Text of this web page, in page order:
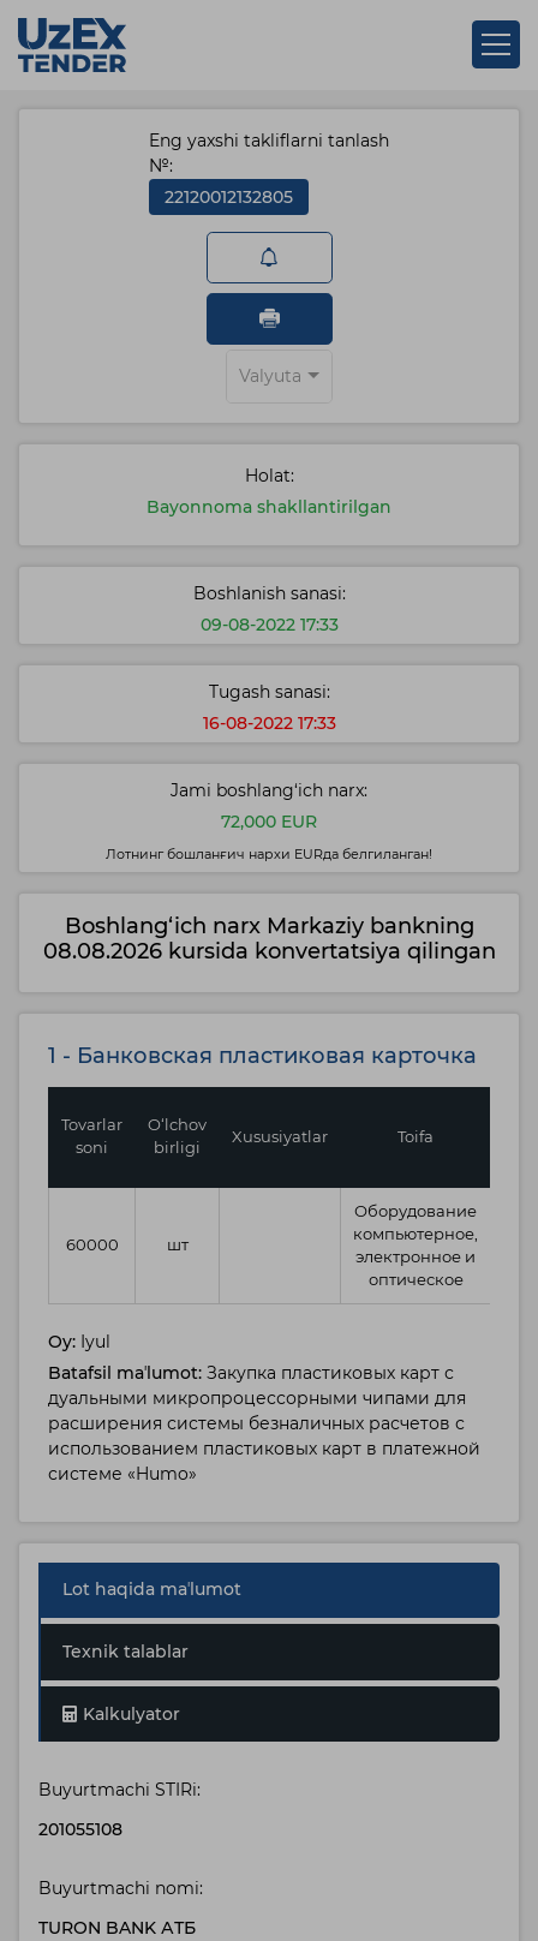
Eng yaxshi takliflarni tanlash
№:
22120012132805
Valyuta
Holat:
Bayonnoma shakllantirilgan
Boshlanish sanasi:
09-08-2022 17:33
Tugash sanasi:
16-08-2022 17:33
Jami boshlang‘ich narx:
72,000 EUR
Лотнинг бошланғич нархи EURда белгиланган!
Boshlang‘ich narx Markaziy bankning
08.08.2026 kursida konvertatsiya qilingan
1 - Банковская пластиковая карточка
Tovarlar
soni
O‘lchov
birligi
Xususiyatlar Toifa
60000 шт
Оборудование
компьютерное,
электронное и
оптическое
Oy: Iyul
Batafsil maʼlumot: Закупка пластиковых карт с
дуальными микропроцессорными чипами для
расширения системы безналичных расчетов с
использованием пластиковых карт в платежной
системе «Humo»
Lot haqida maʼlumot
Texnik talablar
Kalkulyator
Buyurtmachi STIRi:
201055108
Buyurtmachi nomi:
TURON BANK АТБ